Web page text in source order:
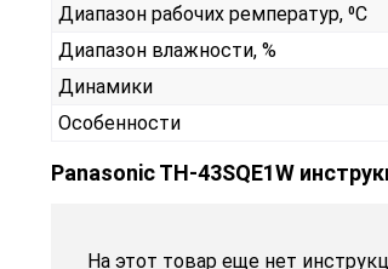
Диапазон рабочих ремператур, ⁰С
Диапазон влажности, %
Динамики
Особенности
Panasonic TH-43SQE1W
На этот товар еще нет